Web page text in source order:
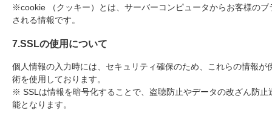
※cookie （クッキー）とは、サーバーコンピュータからお客様の
される情報です。
7.SSLの使用について
個人情報の入力時には、セキュリティ確保のため、これらの情報
術を使用しております。
※ SSLは情報を暗号化することで、盗聴防止やデータの改ざん防
能となります。